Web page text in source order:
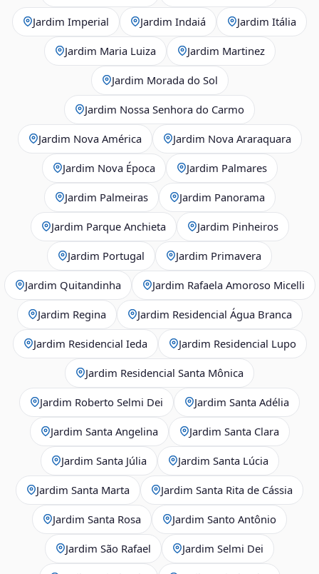
Jardim Imperial Jardim Indaiá Jardim Itália
Jardim Maria Luiza Jardim Martinez
Jardim Morada do Sol
Jardim Nossa Senhora do Carmo
Jardim Nova América Jardim Nova Araraquara
Jardim Nova Época Jardim Palmares
Jardim Palmeiras Jardim Panorama
Jardim Parque Anchieta Jardim Pinheiros
Jardim Portugal Jardim Primavera
Jardim Quitandinha Jardim Rafaela Amoroso Micelli
Jardim Regina Jardim Residencial Água Branca
Jardim Residencial Ieda Jardim Residencial Lupo
Jardim Residencial Santa Mônica
Jardim Roberto Selmi Dei Jardim Santa Adélia
Jardim Santa Angelina Jardim Santa Clara
Jardim Santa Júlia Jardim Santa Lúcia
Jardim Santa Marta Jardim Santa Rita de Cássia
Jardim Santa Rosa Jardim Santo Antônio
Jardim São Rafael Jardim Selmi Dei